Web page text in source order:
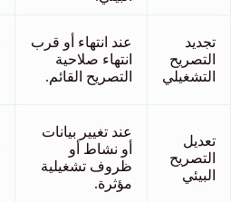
تجديد
التصريح
التشغيلي
عند انتهاء أو قرب
انتهاء صلاحية
التصريح القائم.
تعديل
التصريح
البيئي
عند تغيير بيانات
أو نشاط أو
ظروف تشغيلية
مؤثرة.